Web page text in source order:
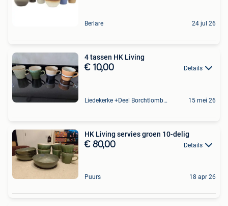
Berlare 24 jul 26
4 tassen HK Living
€ 10,00 Details
Liedekerke +Deel Borchtlombeek 15 mei 26
HK Living servies groen 10-delig
€ 80,00 Details
Puurs 18 apr 26